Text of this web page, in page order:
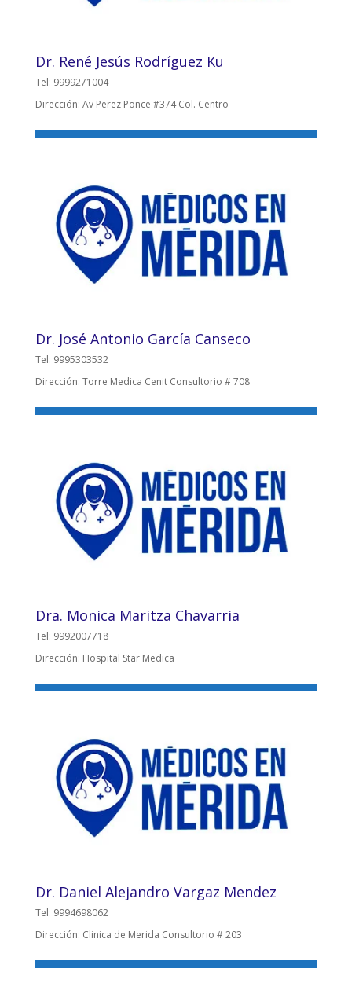
Dr. René Jesús Rodríguez Ku
Tel: 9999271004
Dirección: Av Perez Ponce #374 Col. Centro
Dr. José Antonio García Canseco
Tel: 9995303532
Dirección: Torre Medica Cenit Consultorio # 708
Dra. Monica Maritza Chavarria
Tel: 9992007718
Dirección: Hospital Star Medica
Dr. Daniel Alejandro Vargaz Mendez
Tel: 9994698062
Dirección: Clinica de Merida Consultorio # 203